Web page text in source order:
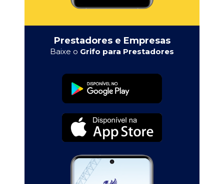
Prestadores e Empresas
Baixe o Grifo para Prestadores